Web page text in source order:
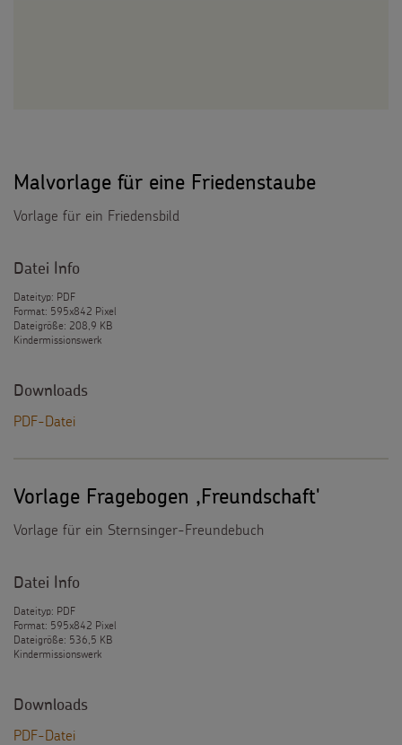
Malvorlage für eine Friedenstaube
Vorlage für ein Friedensbild
Datei Info
Dateityp: PDF
Format: 595x842 Pixel
Dateigröße: 208,9 KB
Kindermissionswerk
Downloads
PDF-Datei
Vorlage Fragebogen ,Freundschaft'
Vorlage für ein Sternsinger-Freundebuch
Datei Info
Dateityp: PDF
Format: 595x842 Pixel
Dateigröße: 536,5 KB
Kindermissionswerk
Downloads
PDF-Datei